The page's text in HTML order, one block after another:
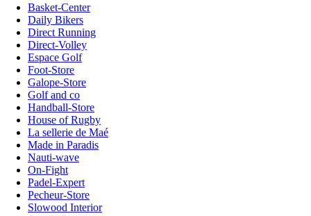
Basket-Center
Daily Bikers
Direct Running
Direct-Volley
Espace Golf
Foot-Store
Galope-Store
Golf and co
Handball-Store
House of Rugby
La sellerie de Maé
Made in Paradis
Nauti-wave
On-Fight
Padel-Expert
Pecheur-Store
Slowood Interior